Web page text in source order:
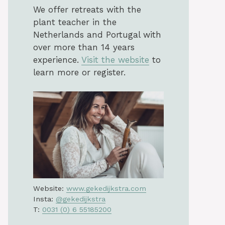
We offer retreats with the
plant teacher in the
Netherlands and Portugal with
over more than 14 years
experience. Visit the website to
learn more or register.
Website: www.gekedijkstra.com
Insta: @gekedijkstra
T: 0031 (0) 6 55185200